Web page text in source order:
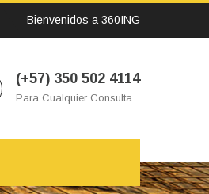
Bienvenidos a 360ING
(+57) 350 502 4114
Para Cualquier Consulta